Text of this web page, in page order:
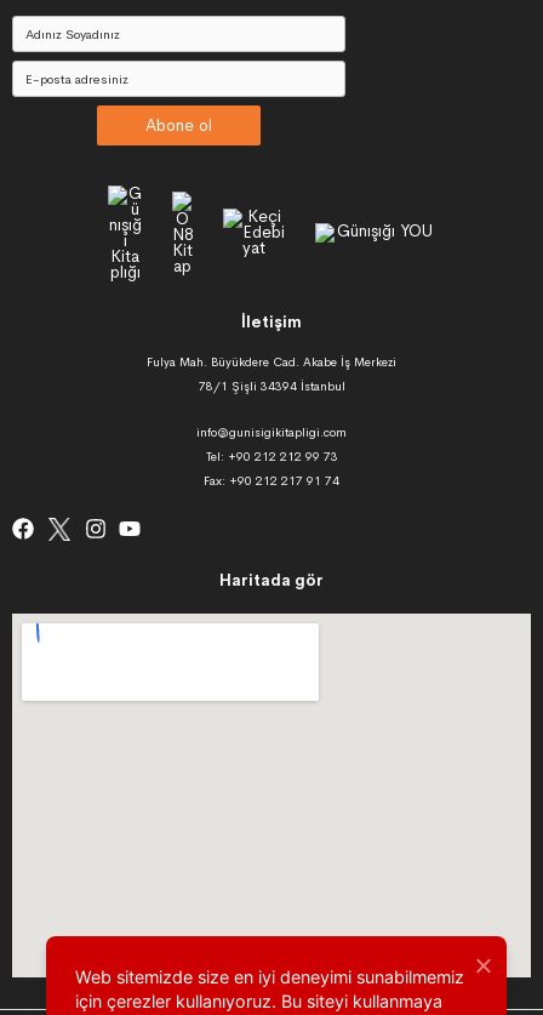
Abone ol
İletişim
Fulya Mah. Büyükdere Cad. Akabe İş Merkezi
78/1 Şişli 34394 İstanbul
info@gunisigikitapligi.com
Tel: +90 212 212 99 73
Fax: +90 212 217 91 74
Haritada gör
Web sitemizde size en iyi deneyimi sunabilmemiz
için çerezler kullanıyoruz. Bu siteyi kullanmaya